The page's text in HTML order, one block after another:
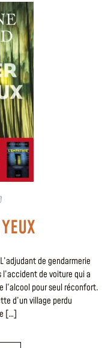
de gendarmerie
de voiture qui a
l’alcool pour seul réconfort.
d’un village perdu
[…]